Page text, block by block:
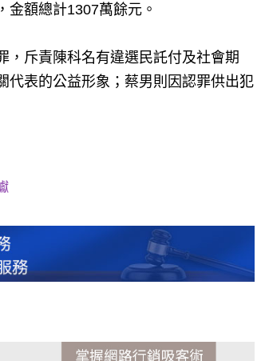
金額總計1307萬餘元。
，斥責陳科名有違選民託付及社會期
代表的公益形象；蔡男則因認罪供出犯